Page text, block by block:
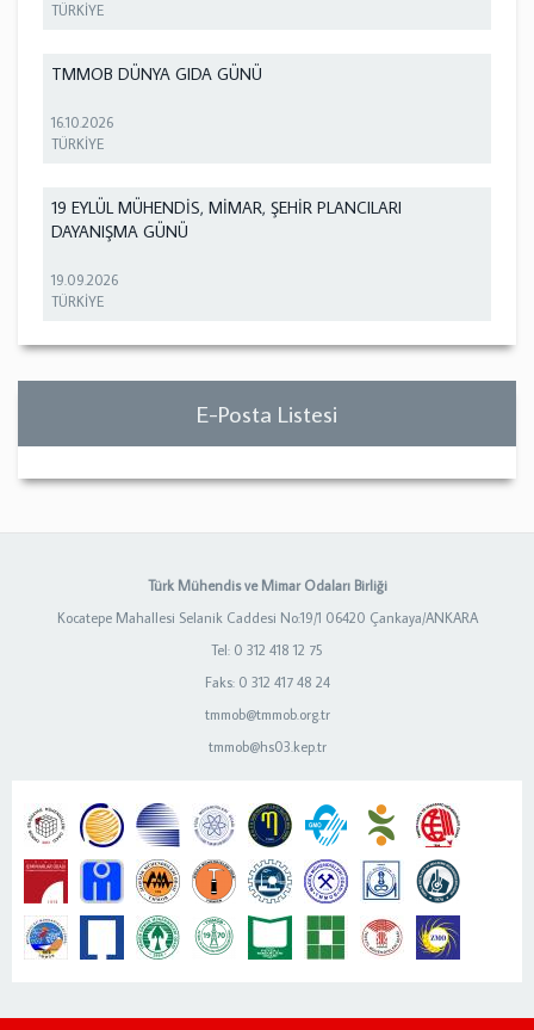
TÜRKİYE
TMMOB DÜNYA GIDA GÜNÜ
16.10.2026
TÜRKİYE
19 EYLÜL MÜHENDİS, MİMAR, ŞEHİR PLANCILARI
DAYANIŞMA GÜNÜ
19.09.2026
TÜRKİYE
E-Posta Listesi
Türk Mühendis ve Mimar Odaları Birliği
Kocatepe Mahallesi Selanik Caddesi No:19/1 06420 Çankaya/ANKARA
Tel: 0 312 418 12 75
Faks: 0 312 417 48 24
tmmob@tmmob.org.tr
tmmob@hs03.kep.tr